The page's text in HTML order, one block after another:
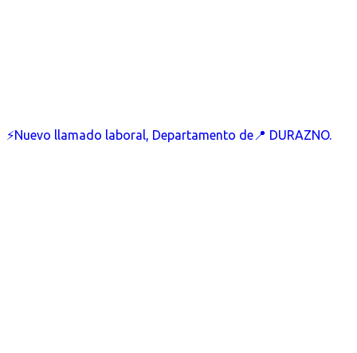
⚡Nuevo llamado laboral, Departamento de📍 DURAZNO.